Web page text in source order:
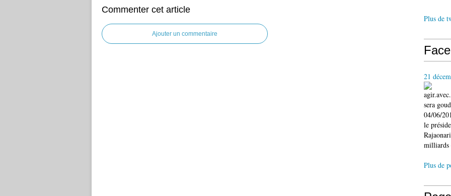
Commenter cet article
Ajouter un commentaire
Plus de
21
sera
04/06/
le
milliards
Plus de